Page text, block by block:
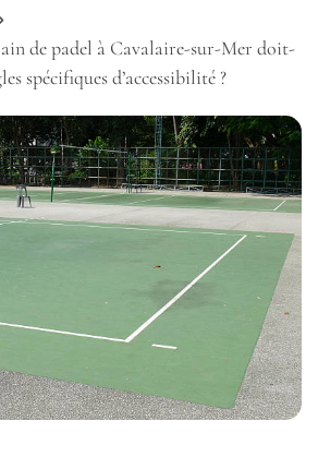
de padel à Cavalaire-sur-Mer doit-
spécifiques d’accessibilité ?